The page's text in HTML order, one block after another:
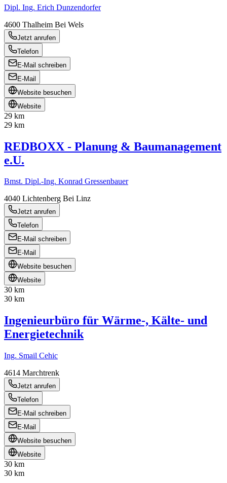
Dipl. Ing. Erich Dunzendorfer
4600 Thalheim Bei Wels
Jetzt anrufen
Telefon
E-Mail schreiben
E-Mail
Website besuchen
Website
29 km
29 km
REDBOXX - Planung & Baumanagement
e.U.
Bmst. Dipl.-Ing. Konrad Gressenbauer
4040 Lichtenberg Bei Linz
Jetzt anrufen
Telefon
E-Mail schreiben
E-Mail
Website besuchen
Website
30 km
30 km
Ingenieurbüro für Wärme-, Kälte- und
Energietechnik
Ing. Smail Cehic
4614 Marchtrenk
Jetzt anrufen
Telefon
E-Mail schreiben
E-Mail
Website besuchen
Website
30 km
30 km